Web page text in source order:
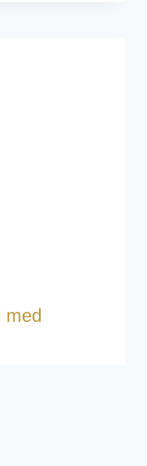
med